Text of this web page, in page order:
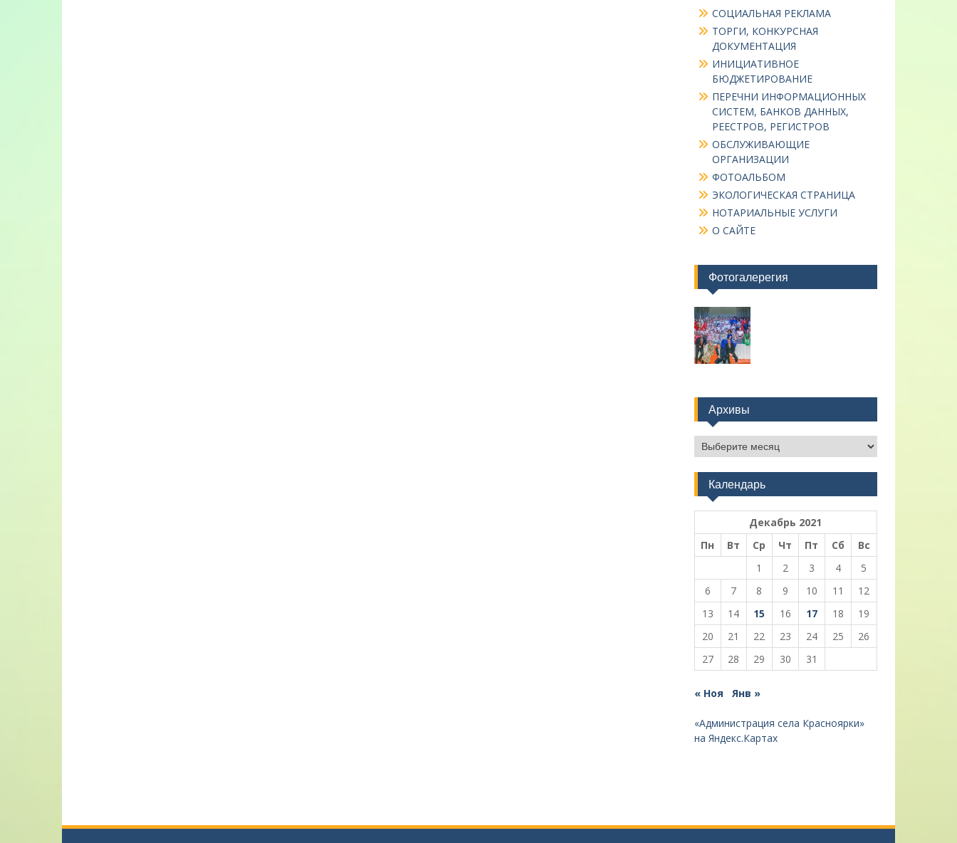
СОЦИАЛЬНАЯ РЕКЛАМА
ТОРГИ, КОНКУРСНАЯ
ДОКУМЕНТАЦИЯ
ИНИЦИАТИВНОЕ
БЮДЖЕТИРОВАНИЕ
ПЕРЕЧНИ ИНФОРМАЦИОННЫХ
СИСТЕМ, БАНКОВ ДАННЫХ,
РЕЕСТРОВ, РЕГИСТРОВ
ОБСЛУЖИВАЮЩИЕ
ОРГАНИЗАЦИИ
ФОТОАЛЬБОМ
ЭКОЛОГИЧЕСКАЯ СТРАНИЦА
НОТАРИАЛЬНЫЕ УСЛУГИ
О САЙТЕ
Фотогалерегия
Архивы
Архивы
Календарь
Декабрь 2021
Пн
Вт Ср Чт Пт Сб
Вс
1
2 3 4
5
6
7 8 9 10 11
12
13
14 15 16 17 18
19
20
21 22 23 24 25
26
27
28 29 30 31
« Ноя Янв »
«Администрация села Красноярки»
на Яндекс.Картах